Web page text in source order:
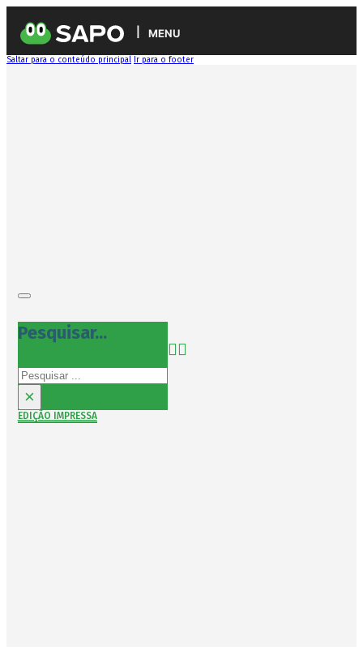
MENU
Saltar para o conteúdo principal Ir para o footer
Pesquisar...
Pesquisar
×
EDIÇÃO IMPRESSA